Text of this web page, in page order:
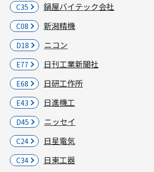
C35 鍋屋バイテック会社
C08 新潟精機
D18 ニコン
E77 日刊工業新聞社
E68 日研工作所
E43 日進機工
D45 ニッセイ
C24 日星電気
C34 日東工器